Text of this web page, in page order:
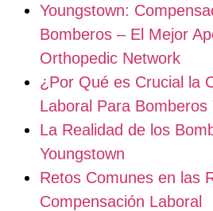
Youngstown:
Bomberos – El Mejor
Orthopedic Network
¿Por Qué es Crucial la
Laboral Para Bomberos
La Realidad de los
Youngstown
Retos Comunes en las
Compensación Laboral